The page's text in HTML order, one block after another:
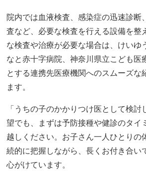
院内では血液検査、感染症の迅速診断
査など、必要な検査を行える設備を整
な検査や治療が必要な場合は、けいゆ
なと赤十字病院、神奈川県立こども医
とする連携先医療機関へのスムーズな
ます。
「うちの子のかかりつけ医として検討
望でも、まずは予防接種や健診のタイ
越しください。お子さん一人ひとりの
続的に把握しながら、長くお付き合い
心がけています。